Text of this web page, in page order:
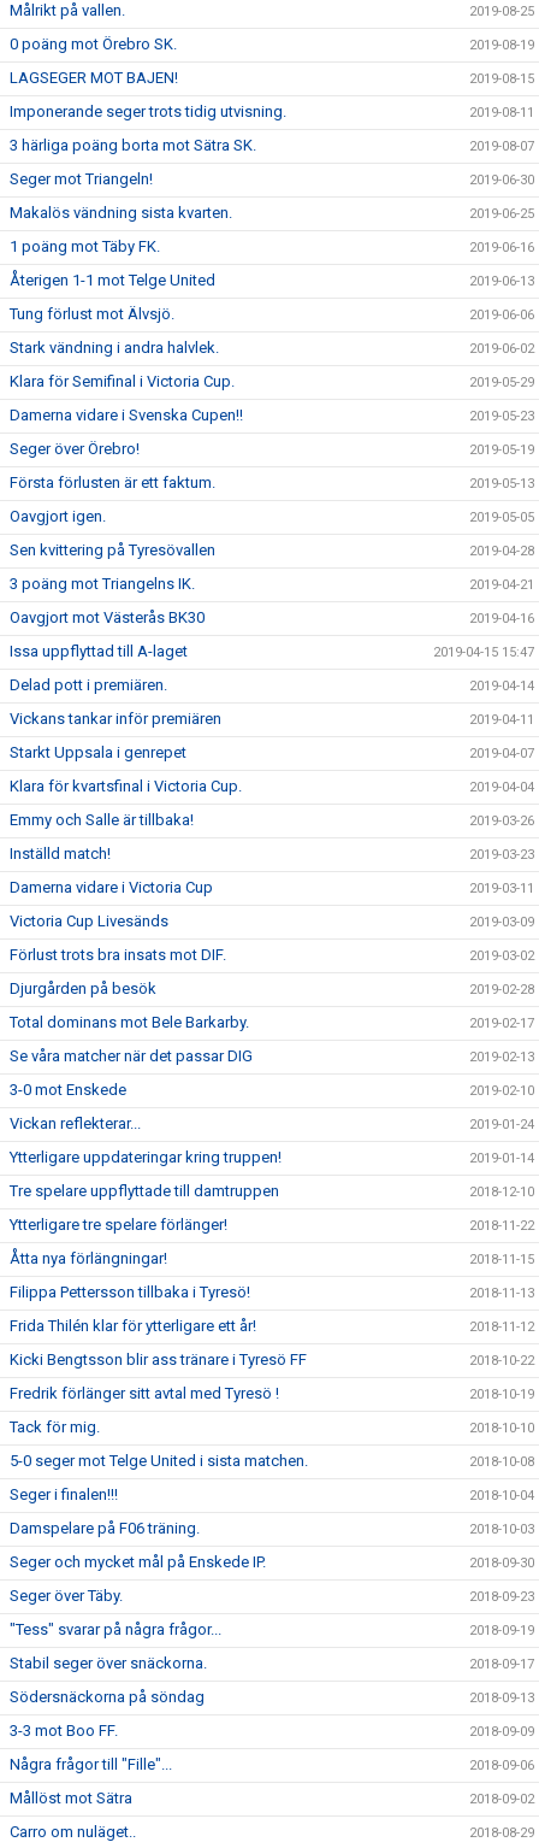
Målrikt på vallen. 2019-08-25
0 poäng mot Örebro SK. 2019-08-19
LAGSEGER MOT BAJEN! 2019-08-15
Imponerande seger trots tidig utvisning. 2019-08-11
3 härliga poäng borta mot Sätra SK. 2019-08-07
Seger mot Triangeln! 2019-06-30
Makalös vändning sista kvarten. 2019-06-25
1 poäng mot Täby FK. 2019-06-16
Återigen 1-1 mot Telge United 2019-06-13
Tung förlust mot Älvsjö. 2019-06-06
Stark vändning i andra halvlek. 2019-06-02
Klara för Semifinal i Victoria Cup. 2019-05-29
Damerna vidare i Svenska Cupen!! 2019-05-23
Seger över Örebro! 2019-05-19
Första förlusten är ett faktum. 2019-05-13
Oavgjort igen. 2019-05-05
Sen kvittering på Tyresövallen 2019-04-28
3 poäng mot Triangelns IK. 2019-04-21
Oavgjort mot Västerås BK30 2019-04-16
Issa uppflyttad till A-laget 2019-04-15 15:47
Delad pott i premiären. 2019-04-14
Vickans tankar inför premiären 2019-04-11
Starkt Uppsala i genrepet 2019-04-07
Klara för kvartsfinal i Victoria Cup. 2019-04-04
Emmy och Salle är tillbaka! 2019-03-26
Inställd match! 2019-03-23
Damerna vidare i Victoria Cup 2019-03-11
Victoria Cup Livesänds 2019-03-09
Förlust trots bra insats mot DIF. 2019-03-02
Djurgården på besök 2019-02-28
Total dominans mot Bele Barkarby. 2019-02-17
Se våra matcher när det passar DIG 2019-02-13
3-0 mot Enskede 2019-02-10
Vickan reflekterar... 2019-01-24
Ytterligare uppdateringar kring truppen! 2019-01-14
Tre spelare uppflyttade till damtruppen 2018-12-10
Ytterligare tre spelare förlänger! 2018-11-22
Åtta nya förlängningar! 2018-11-15
Filippa Pettersson tillbaka i Tyresö! 2018-11-13
Frida Thilén klar för ytterligare ett år! 2018-11-12
Kicki Bengtsson blir ass tränare i Tyresö FF 2018-10-22
Fredrik förlänger sitt avtal med Tyresö ! 2018-10-19
Tack för mig. 2018-10-10
5-0 seger mot Telge United i sista matchen. 2018-10-08
Seger i finalen!!! 2018-10-04
Damspelare på F06 träning. 2018-10-03
Seger och mycket mål på Enskede IP. 2018-09-30
Seger över Täby. 2018-09-23
"Tess" svarar på några frågor... 2018-09-19
Stabil seger över snäckorna. 2018-09-17
Södersnäckorna på söndag 2018-09-13
3-3 mot Boo FF. 2018-09-09
Några frågor till "Fille"... 2018-09-06
Mållöst mot Sätra 2018-09-02
Carro om nuläget.. 2018-08-29